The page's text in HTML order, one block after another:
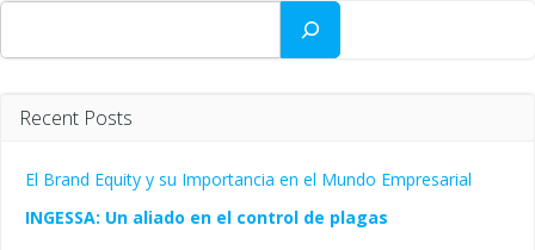
Buscar
Recent Posts
El Brand Equity y su Importancia en el Mundo Empresarial
INGESSA: Un aliado en el control de plagas